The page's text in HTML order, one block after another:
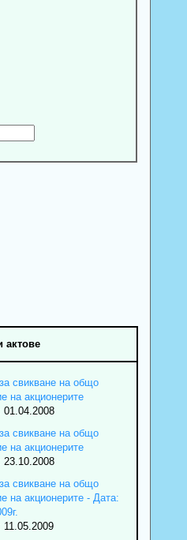
актове
свикване на общо
на акционерите
свикване на общо
на акционерите
свикване на общо
на акционерите - Дата: